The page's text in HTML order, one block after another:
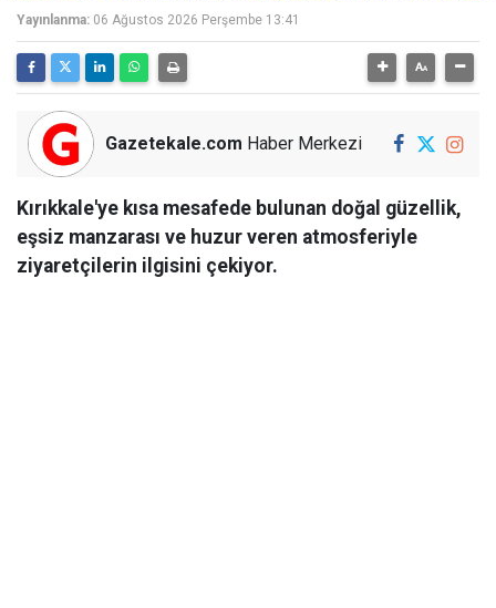
Yayınlanma: 06 Ağustos 2026 Perşembe 13:41
Gazetekale.com Haber Merkezi
Kırıkkale'ye kısa mesafede bulunan doğal güzellik,
eşsiz manzarası ve huzur veren atmosferiyle
ziyaretçilerin ilgisini çekiyor.